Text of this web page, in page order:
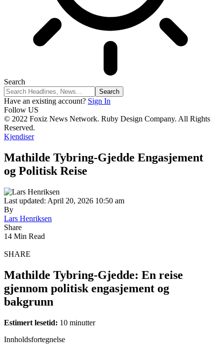
Search
Have an existing account? Sign In
Follow US
© 2022 Foxiz News Network. Ruby Design Company. All Rights
Reserved.
Kjendiser
Mathilde Tybring-Gjedde Engasjement
og Politisk Reise
Last updated: April 20, 2026 10:50 am
By
Lars Henriksen
Share
14 Min Read
SHARE
Mathilde Tybring-Gjedde: En reise
gjennom politisk engasjement og
bakgrunn
Estimert lesetid: 10 minutter
Innholdsfortegnelse